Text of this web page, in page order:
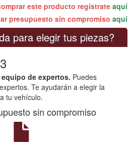
este producto regístrate aquí
presupuesto sin compromiso aquí
para elegir tus piezas?
de expertos. Puedes
Te ayudarán a elegir la
tu vehículo.
sin compromiso